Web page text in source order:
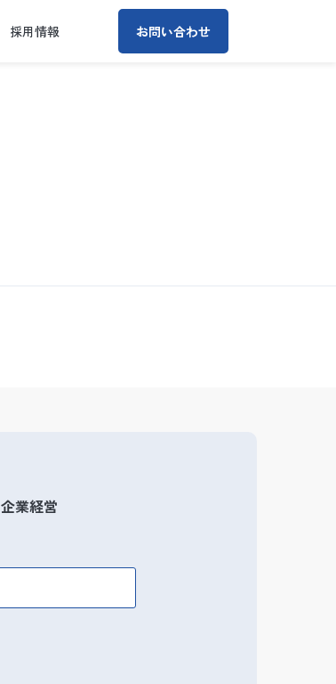
採用情報 お問い合わせ
企業経営